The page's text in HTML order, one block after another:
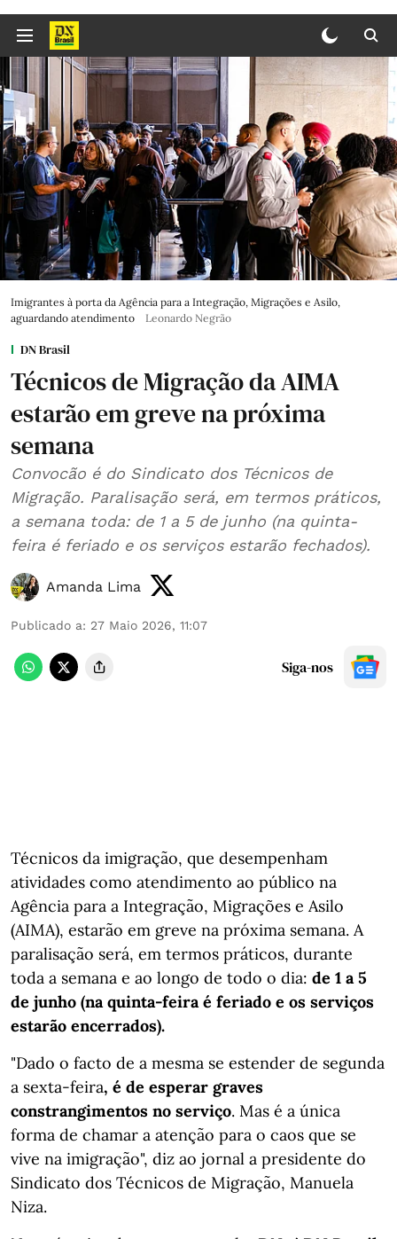
Imigrantes à porta da Agência para a Integração, Migrações e Asilo,
aguardando atendimento
Leonardo Negrão
DN Brasil
Técnicos de Migração da AIMA
estarão em greve na próxima
semana
Convocão é do Sindicato dos Técnicos de
Migração. Paralisação será, em termos práticos,
a semana toda: de 1 a 5 de junho (na quinta-
feira é feriado e os serviços estarão fechados).
Amanda Lima
Publicado a: 27 Maio 2026, 11:07
Siga-nos
Técnicos da imigração, que desempenham
atividades como atendimento ao público na
Agência para a Integração, Migrações e Asilo
(AIMA), estarão em greve na próxima semana. A
paralisação será, em termos práticos, durante
toda a semana e ao longo de todo o dia: de 1 a 5
de junho (na quinta-feira é feriado e os serviços
estarão encerrados).
"Dado o facto de a mesma se estender de segunda
a sexta-feira, é de esperar graves
constrangimentos no serviço. Mas é a única
forma de chamar a atenção para o caos que se
vive na imigração", diz ao jornal a presidente do
Sindicato dos Técnicos de Migração, Manuela
Niza.